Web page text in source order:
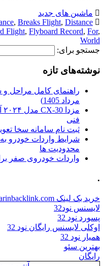
ماشین های جدید
, Breaks Flight, Distance
Flight, Flyboard Record, For,
World
جستجو برای:
نوشته‌های تازه
مرداد 1405)
فنی
ثبت نام سامانه سخا
شرایط واردات خودرو به
محدودیت ها
واردات خودروی صفر
.
خرید بک لینک behtarinbacklink.com
لایسنس نود32
پسورد نود 32
اوکلی لایسنس رایگان نود 32
همیار نود 32
بهترین سئو
رایگان